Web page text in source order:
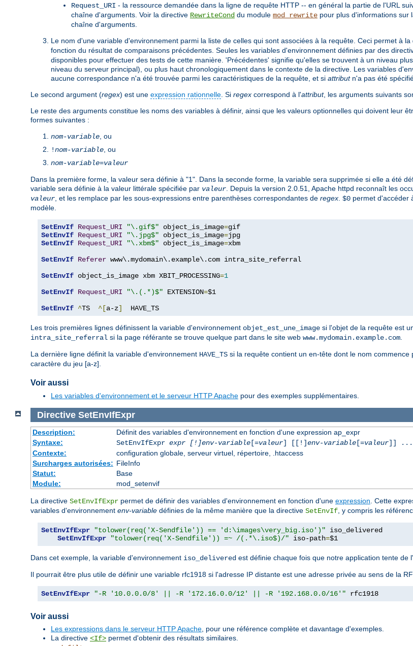
Request_URI - la ressource demandée dans la ligne de requête HTTP -- en général la partie de l'URL
chaîne d'arguments. Voir la directive RewriteCond du module mod_rewrite pour plus d'informations sur
chaîne d'arguments.
Le nom d'une variable d'environnement parmi la liste de celles qui sont associées à la requête. Ceci permet à la
fonction du résultat de comparaisons précédentes. Seules les variables d'environnement définies par des
disponibles pour effectuer des tests de cette manière. 'Précédentes' signifie qu'elles se trouvent à un niveau
niveau du serveur principal), ou plus haut chronologiquement dans le contexte de la directive. Les variables
aucune correspondance n'a été trouvée parmi les caractéristiques de la requête, et si attributn'a pas été
Le second argument (regex) est une expression rationnelle . Si regex correspond à l'attribut, les arguments suivants
Le reste des arguments constitue les noms des variables à définir, ainsi que les valeurs optionnelles qui doivent leur
formes suivantes :
nom-variable , ou
!nom-variable , ou
nom-variable=valeur
Dans la première forme, la valeur sera définie à "1". Dans la seconde forme, la variable sera supprimée si elle a été
variable sera définie à la valeur littérale spécifiée par valeur . Depuis la version 2.0.51, Apache httpd reconnaît les
valeur , et les remplace par les sous-expressions entre parenthèses correspondantes de regex $0 permet d'accéder
modèle.
SetEnvIf Request_URI "\.gif$" object_is_image=
SetEnvIf Request_URI "\.jpg$" object_is_image=
SetEnvIf Request_URI "\.xbm$" object_is_image=xbm
SetEnvIf Referer www\.mydomain\.example\.com intra_site_referral
SetEnvIf object_is_image xbm XBIT_PROCESSING=1
SetEnvIf Request_URI "\.(.*)$" EXTENSION=$1
SetEnvIf ^TS ^[a-z]
  HAVE_TS
Les trois premières lignes définissent la variable d'environnement objet_est_une_image si l'objet de la requête est
intra_site_referral si la page référante se trouve quelque part dans le site web www.mydomain.example.com
La dernière ligne définit la variable d'environnement HAVE_TS si la requête contient un en-tête dont le nom
caractère du jeu [a-z].
Voir aussi
Les variables d'environnement et le serveur HTTP Apache pour des exemples supplémentaires.
Directive SetEnvIfExpr
Description:
Définit des variables d'environnement en fonction d'une expression ap_expr
Syntaxe:
SetEnvIfExpr expr [!]env-variable[=valeur] [[!]env-variable[=valeur]] ...
Contexte:
configuration globale, serveur virtuel, répertoire, .htaccess
Surcharges autorisées: FileInfo
Statut:
Base
Module:
mod_setenvif
La directive SetEnvIfExpr permet de définir des variables d'environnement en fonction d'une expression. Cette
variables d'environnement env-variable définies de la même manière que la directive SetEnvIf, y compris les
SetEnvIfExpr "tolower(req('X-Sendfile')) == 'd:\images\very_big.iso')" iso_delivered
SetEnvIfExpr
"tolower(req('X-Sendfile')) =~ /(.*\.iso$)/" iso-path=$1
Dans cet exemple, la variable d'environnement iso_delivered est définie chaque fois que notre application tente de
Il pourrait être plus utile de définir une variable rfc1918 si l'adresse IP distante est une adresse privée au sens de la
SetEnvIfExpr "-R '10.0.0.0/8' || -R '172.16.0.0/12' || -R '192.168.0.0/16'" rfc1918
Voir aussi
Les expressions dans le serveur HTTP Apache, pour une référence complète et davantage d'exemples.
La directive <If> permet d'obtenir des résultats similaires.